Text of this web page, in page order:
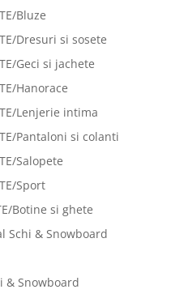
Bluze
Dresuri si sosete
Geci si jachete
Hanorace
Lenjerie intima
Pantaloni si colanti
Salopete
Sport
Botine si ghete
Schi & Snowboard
& Snowboard